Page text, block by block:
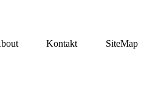
Kontakt SiteMap